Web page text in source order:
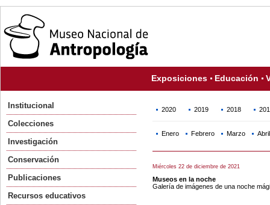
Exposiciones Educación
Institucional
Colecciones
Investigación
Conservación
Publicaciones
Recursos educativos
2020 2019 2018
Enero Febrero Marzo Abril
Miércoles 22 de diciembre de 2021
Museos en la noche
Galería de imágenes de una noche